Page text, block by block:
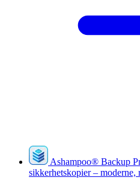
Ashampoo® Backup
sikkerhetskopier – moderne,